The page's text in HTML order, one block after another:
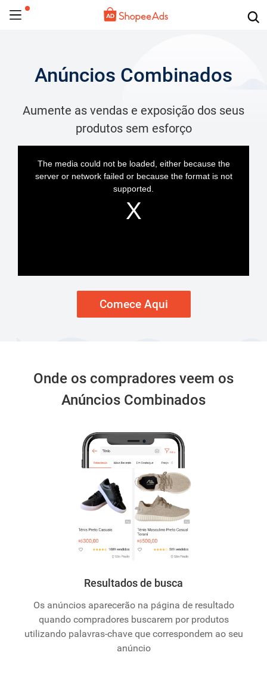
Anúncios Combinados
Aumente as vendas e exposição dos seus
produtos sem esforço
The media could not be loaded, either because the
server or network failed or because the format is not
supported.
Comece Aqui
Onde os compradores veem os
Anúncios Combinados
Resultados de busca
Os anúncios aparecerão na página de resultado
quando compradores buscarem por produtos
utilizando palavras-chave que correspondem ao seu
anúncio